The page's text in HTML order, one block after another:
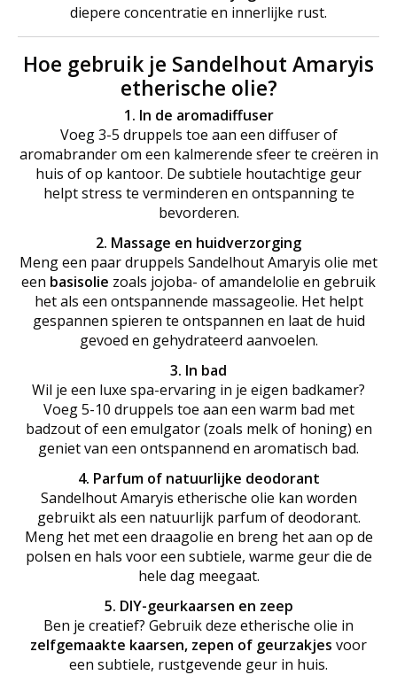
diepere concentratie en innerlijke rust.
Hoe gebruik je Sandelhout Amaryis
etherische olie?
1. In de aromadiffuser
Voeg 3-5 druppels toe aan een diffuser of
aromabrander om een kalmerende sfeer te creëren in
huis of op kantoor. De subtiele houtachtige geur
helpt stress te verminderen en ontspanning te
bevorderen.
2. Massage en huidverzorging
Meng een paar druppels Sandelhout Amaryis olie met
een basisolie zoals jojoba- of amandelolie en gebruik
het als een ontspannende massageolie. Het helpt
gespannen spieren te ontspannen en laat de huid
gevoed en gehydrateerd aanvoelen.
3. In bad
Wil je een luxe spa-ervaring in je eigen badkamer?
Voeg 5-10 druppels toe aan een warm bad met
badzout of een emulgator (zoals melk of honing) en
geniet van een ontspannend en aromatisch bad.
4. Parfum of natuurlijke deodorant
Sandelhout Amaryis etherische olie kan worden
gebruikt als een natuurlijk parfum of deodorant.
Meng het met een draagolie en breng het aan op de
polsen en hals voor een subtiele, warme geur die de
hele dag meegaat.
5. DIY-geurkaarsen en zeep
Ben je creatief? Gebruik deze etherische olie in
zelfgemaakte kaarsen, zepen of geurzakjes voor
een subtiele, rustgevende geur in huis.